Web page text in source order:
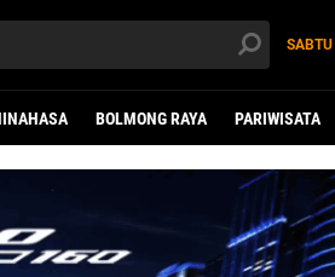
SABTU
BOLMONG RAYA PARIWISATA